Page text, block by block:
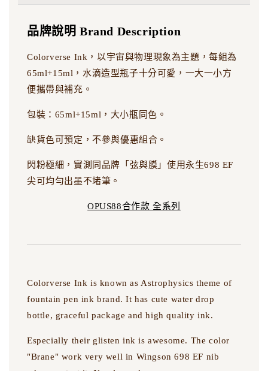
品牌說明 Brand Description
Colorverse Ink，以宇宙與物理現象為主題，每組為
65ml+15ml，水滴造型瓶子十分可愛，一大一小方
便攜帶與補充。
包裝：65ml+15ml，大小瓶同色。
缺貨色可預定，不參與優惠組合。
閃粉極細，實測同品牌「弦與膜」使用永生698 EF
尖可均勻出墨不堵筆。
OPUS88合作款 全系列
Colorverse Ink is known as Astrophysics theme of
fountain pen ink brand. It has cute water drop
bottle, graceful package and high quality ink.
Especially their glisten ink is awesome. The color
"Brane" work very well in Wingson 698 EF nib